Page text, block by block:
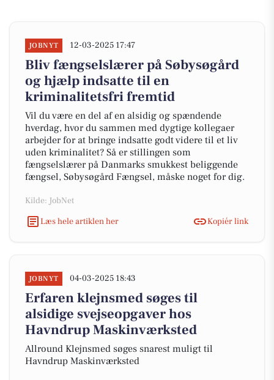
JOBNYT 12-03-2025 17:47
Bliv fængselslærer på Søbysøgård
og hjælp indsatte til en
kriminalitetsfri fremtid
Vil du være en del af en alsidig og spændende
hverdag, hvor du sammen med dygtige kollegaer
arbejder for at bringe indsatte godt videre til et liv
uden kriminalitet? Så er stillingen som
fængselslærer på Danmarks smukkest beliggende
fængsel, Søbysøgård Fængsel, måske noget for dig.
Kilde: JobNet
Læs hele artiklen her
Kopiér link
JOBNYT 04-03-2025 18:43
Erfaren klejnsmed søges til
alsidige svejseopgaver hos
Havndrup Maskinværksted
Allround Klejnsmed søges snarest muligt til
Havndrup Maskinværksted